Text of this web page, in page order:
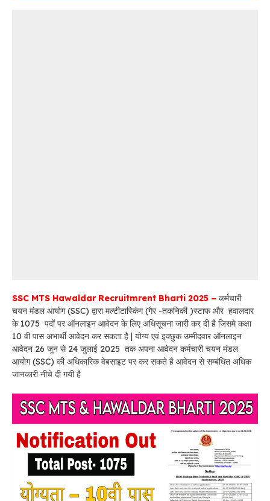
SSC MTS Hawaldar Recruitmrent Bharti 2025 – कर्मचारी
चयन मंडल आयोग (SSC) द्वारा मल्टीटास्किंग (गैर -तकनिकी )स्टाफ और हवालदार
के 1075 पदों पर ऑनलाइन आवेदन के लिए अधिसूचना जारी कर दी है जिसमे कक्षा
10 वी पास अभार्थी आवेदन कर सकता है | योग्य एवं इक्छुक उम्मीदवार ऑनलाइन
आवेदन 26 जून से 24 जुलाई 2025 तक अपना आवेदन कर्मचारी चयन मंडल
आयोग (SSC) की अधिकारिक वेबसाइट पर कर सकते है आवेदन से सम्बंधित अधिक
जानकारी नीचे दी गयी है